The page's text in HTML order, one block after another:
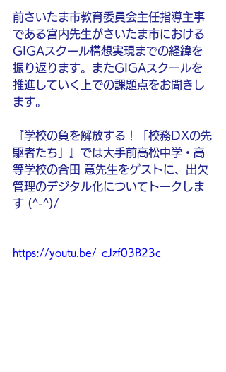
前さいたま市教育委員会主任指導主事
である宮内先生がさいたま市における
GIGAスクール構想実現までの経緯を
振り返ります。またGIGAスクールを
推進していく上での課題点をお聞きし
ます。
『学校の負を解放する！「校務DXの先
駆者たち」』では大手前高松中学・高
等学校の合田 意先生をゲストに、出欠
管理のデジタル化についてトークしま
す (^-^)/
https://youtu.be/_cJzf03B23c